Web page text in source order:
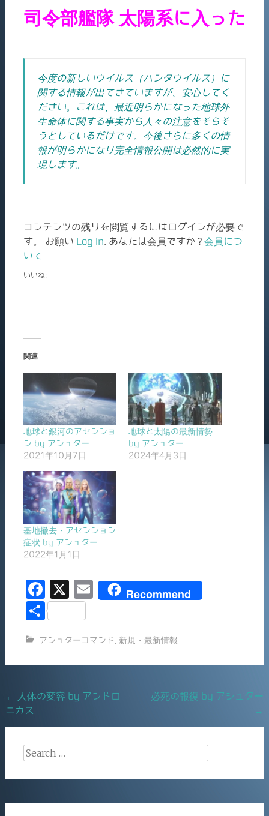
司令部艦隊 太陽系に入った
今度の新しいウイルス（ハンタウイルス）に
関する情報が出てきていますが、安心してく
ださい。これは、最近明らかになった地球外
生命体に関する事実から人々の注意をそらそ
うとしているだけです。 今後さらに多くの情
報が明らかになり完全情報公開は必然的に実
現します。
コンテンツの残りを閲覧するにはログインが必要で
す。 お願い Log In . あなたは会員ですか ? 会員につ
いて
いいね:
関連
地球と銀河のアセンショ
ン by アシュター
2021年10月7日
地球と太陽の最新情勢
by アシュター
2024年4月3日
基地撤去・アセンション
症状 by アシュター
2022年1月1日
F
a
e
b
o
k
X
E
l
Recommend
共
アシュターコマンド 新規・最新情報
Post
navigation
←
人体の変容 by アンドロ
ニカス
必死の報復 by アシュター
→
Search